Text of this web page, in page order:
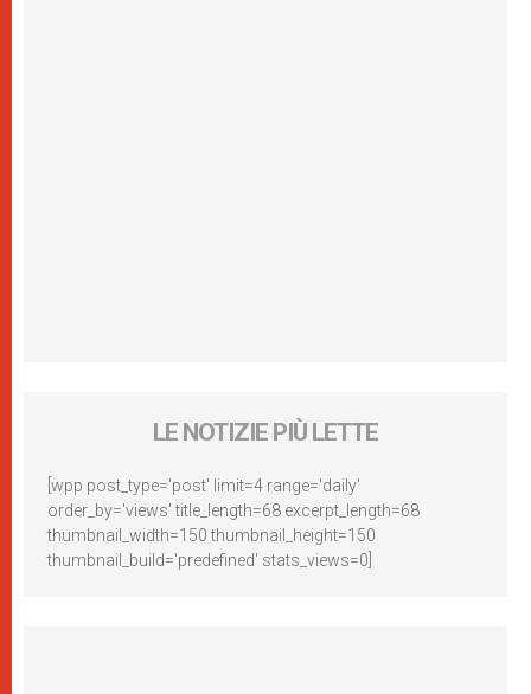
LE NOTIZIE PIÙ LETTE
[wpp post_type='post' limit=4 range='daily'
order_by='views' title_length=68 excerpt_length=68
thumbnail_width=150 thumbnail_height=150
thumbnail_build='predefined' stats_views=0]